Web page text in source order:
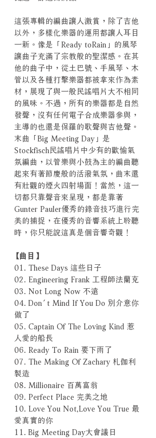
這張專輯的編曲讓人激賞，除了吉他
以外，多樣化樂器的運用都讓人耳目
一新。像是「Ready toRain」的風琴
讓曲子充滿了宗教般的聖潔感。在其
他的曲子中，從土巴號、手風琴、木
管以及各種打擊樂器都被拿來作為素
材，展現了與一般民謠唱片大不相同
的風味。不過，所有的樂器都是自然
發聲，沒有任何電子合成樂器參與，
主導的也還是保羅的歌聲與吉他聲。
末曲「Big Meeting Day」是
Stockfisch民謠唱片中少有的歡愉氣
氛編曲，以管樂與小鼓為主的編曲聽
起來有著節慶般的活潑氣氛，曲末還
有壯觀的煙火四射場面！當然，這一
切都只靠聲音來呈現，都是靠著
Gunter Pauler優秀的錄音技巧進行完
美的捕捉，在優秀的音響系統上聆聽
時，你只能說這真是個音響奇觀！
【曲目】
01. These Days 這些日子
02. Engineering Frank 工程師法蘭克
03. Not Long Now 不遠
04. Don´t Mind If You Do 別介意你
做了
05. Captain Of The Loving Kind 惹
人愛的船長
06. Ready To Rain 要下雨了
07. The Making Of Zachary 札伽利
製造
08. Millionaire 百萬富翁
09. Perfect Place 完美之地
10. Love You Not,Love You True 最
愛真實的你
11. Big Meeting Day大會議日